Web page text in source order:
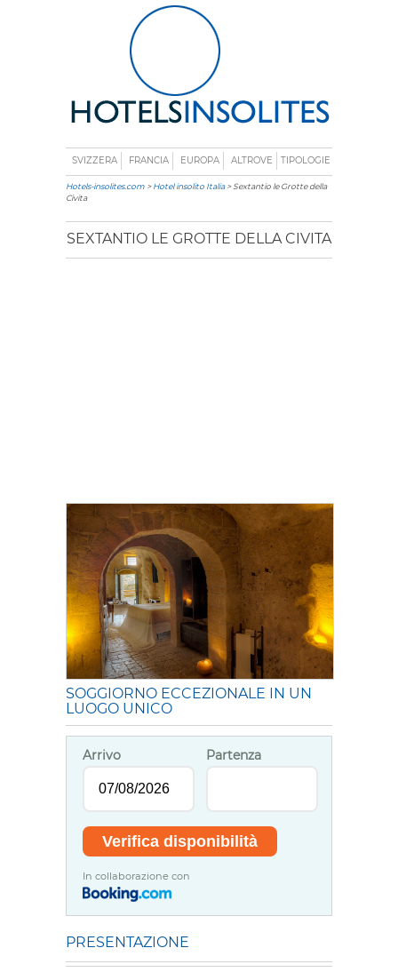
SVIZZERA FRANCIA EUROPA ALTROVE TIPOLOGIE
Hotels-insolites.com >Hotel insolito Italia> Sextantio le Grotte della
Civita
SEXTANTIO LE GROTTE DELLA CIVITA
SOGGIORNO ECCEZIONALE IN UN
LUOGO UNICO
Arrivo Partenza
In collaborazione con
PRESENTAZIONE